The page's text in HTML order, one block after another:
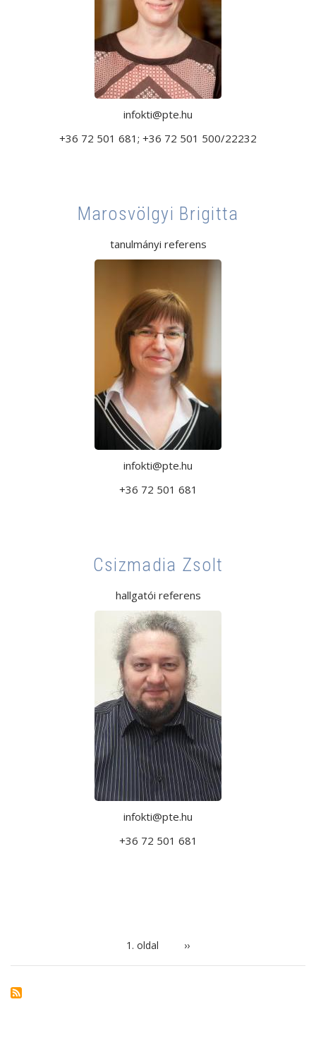
infokti@pte.hu
+36 72 501 681; +36 72 501 500/22232
Marosvölgyi Brigitta
tanulmányi referens
infokti@pte.hu
+36 72 501 681
Csizmadia Zsolt
hallgatói referens
infokti@pte.hu
+36 72 501 681
1. oldal Következő
››